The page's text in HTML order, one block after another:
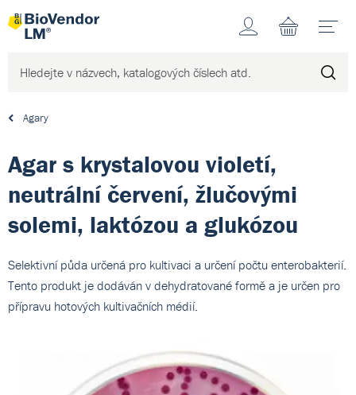
Účet
Agary
Agar s krystalovou violetí,
neutrální červení, žlučovými
solemi, laktózou a glukózou
Selektivní půda určená pro kultivaci a určení počtu enterobakterií.
Tento produkt je dodáván v dehydratované formě a je určen pro
přípravu hotových kultivačních médií.